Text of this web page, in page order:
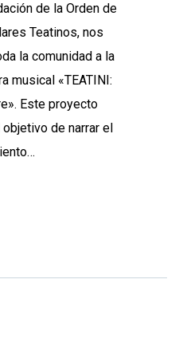
de la Orden de
Teatinos, nos
la comunidad a la
musical «TEATINI:
Este proyecto
de narrar el